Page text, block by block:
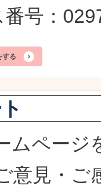
番号：
する
ムページ
意見・ご